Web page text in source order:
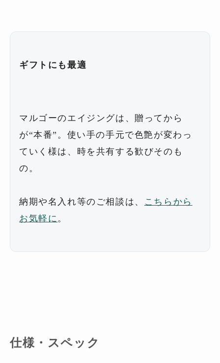
ギフトにも最適
マルゴーのエイジングは、贈ってから
が“本番”。使い手の手元で色艶が変わっ
ていく様は、時を共有する歓びそのも
の。
納期や名入れ等のご相談は、
こちらから
お気軽に 。
仕様・スペック